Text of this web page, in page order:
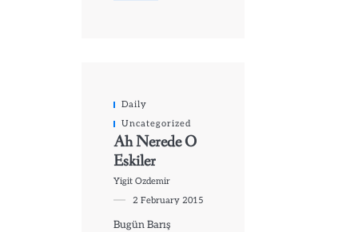
Daily
Uncategorized
Ah Nerede O
Eskiler
Yigit Ozdemir
2 February 2015
Bugün Barış